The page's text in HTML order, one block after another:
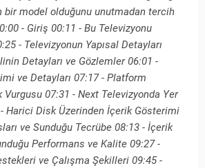
bir model olduğunu unutmadan tercih
- Giriş 00:11 - Bu Televizyonu
- Televizyonun Yapısal Detayları
Detayları ve Gözlemler 06:01 -
ve Detayları 07:17 - Platform
07:31 - Next Televizyonda Yer
Harici Disk Üzerinden İçerik Gösterimi
ve Sunduğu Tecrübe 08:13 - İçerik
Performans ve Kalite 09:27 -
ve Çalışma Şekilleri 09:45 -